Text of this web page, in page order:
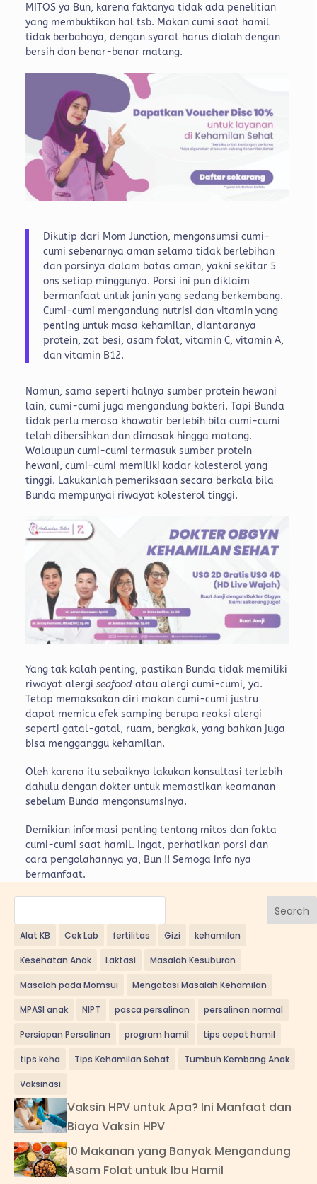
MITOS ya Bun, karena faktanya tidak ada penelitian
yang membuktikan hal tsb. Makan cumi saat hamil
tidak berbahaya, dengan syarat harus diolah dengan
bersih dan benar-benar matang.
Dikutip dari Mom Junction, mengonsumsi cumi-
cumi sebenarnya aman selama tidak berlebihan
dan porsinya dalam batas aman, yakni sekitar 5
ons setiap minggunya. Porsi ini pun diklaim
bermanfaat untuk janin yang sedang berkembang.
Cumi-cumi mengandung nutrisi dan vitamin yang
penting untuk masa kehamilan, diantaranya
protein, zat besi, asam folat, vitamin C, vitamin A,
dan vitamin B12.
Namun, sama seperti halnya sumber protein hewani
lain, cumi-cumi juga mengandung bakteri. Tapi Bunda
tidak perlu merasa khawatir berlebih bila cumi-cumi
telah dibersihkan dan dimasak hingga matang.
Walaupun cumi-cumi termasuk sumber protein
hewani, cumi-cumi memiliki kadar kolesterol yang
tinggi. Lakukanlah pemeriksaan secara berkala bila
Bunda mempunyai riwayat kolesterol tinggi.
Yang tak kalah penting, pastikan Bunda tidak memiliki
riwayat alergi seafood atau alergi cumi-cumi, ya.
Tetap memaksakan diri makan cumi-cumi justru
dapat memicu efek samping berupa reaksi alergi
seperti gatal-gatal, ruam, bengkak, yang bahkan juga
bisa mengganggu kehamilan.
Oleh karena itu sebaiknya lakukan konsultasi terlebih
dahulu dengan dokter untuk memastikan keamanan
sebelum Bunda mengonsumsinya.
Demikian informasi penting tentang mitos dan fakta
cumi-cumi saat hamil. Ingat, perhatikan porsi dan
cara pengolahannya ya, Bun !! Semoga info nya
bermanfaat.
Search
Alat KB Cek Lab fertilitas Gizi kehamilan
Kesehatan Anak Laktasi Masalah Kesuburan
Masalah pada Momsui Mengatasi Masalah Kehamilan
MPASI anak NIPT pasca persalinan persalinan normal
Persiapan Persalinan program hamil tips cepat hamil
tips keha Tips Kehamilan Sehat Tumbuh Kembang Anak
Vaksinasi
Vaksin HPV untuk Apa? Ini Manfaat dan
Biaya Vaksin HPV
10 Makanan yang Banyak Mengandung
Asam Folat untuk Ibu Hamil